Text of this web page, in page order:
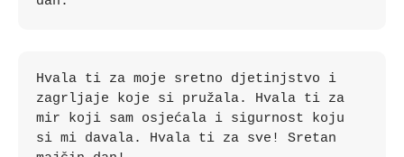
Hvala ti za moje sretno djetinjstvo i
zagrljaje koje si pružala. Hvala ti za
mir koji sam osjećala i sigurnost koju
si mi davala. Hvala ti za sve! Sretan